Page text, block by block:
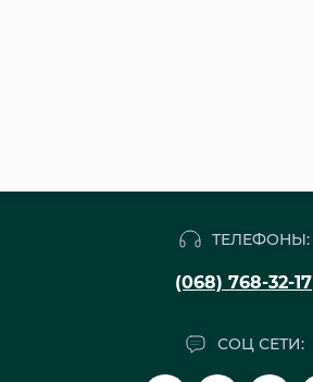
ТЕЛЕФОНЫ:
(068) 768-32-17
СОЦ СЕТИ: